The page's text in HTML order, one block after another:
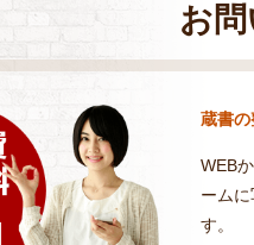
お
蔵書の
WEB
ーム
す。